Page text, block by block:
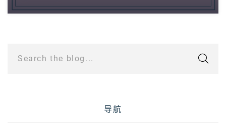
Search the blog...
导航